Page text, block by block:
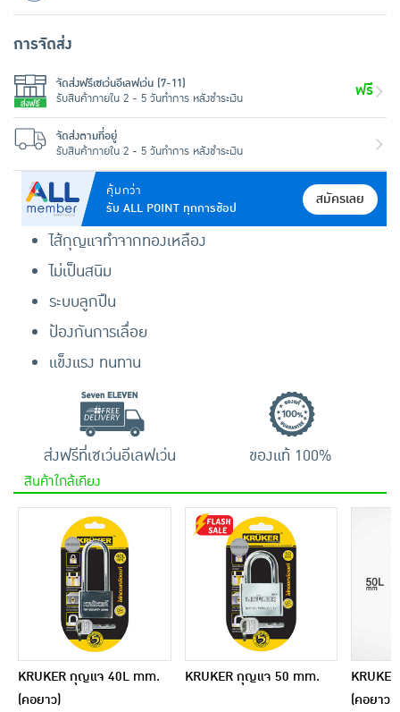
คุ้มกว่า
รับ ALL POINT ทุกการช้อป
สมัครเลย
ไส้กุญแจทำจากทองเหลือง
ไม่เป็นสนิม
ระบบลูกปืน
ป้องกันการเลื่อย
แข็งแรง ทนทาน
การจัดส่ง
จัดส่งฟรีเซเว่นอีเลฟเว่น (7-11)
รับสินค้าภายใน 2 - 5 วันทำการ หลังชำระเงิน
ฟรี
จัดส่งตามที่อยู่
รับสินค้าภายใน 2 - 5 วันทำการ หลังชำระเงิน
ส่งฟรีที่เซเว่นอีเลฟเว่น ของแท้ 100%
สินค้าใกล้เคียง
KRUKER กุญแจ 40L mm.
(คอยาว)
KRUKER กุญแจ 50 mm.
(คอยาว)